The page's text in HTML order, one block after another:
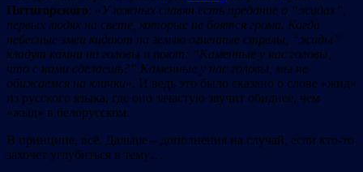
Пятигорского: «У южных славян есть предание о “жидах”,
первых людях на свете, которые не боятся грома. Когда
небесные змеи кидают на землю огненные стрелы,
“жиды ”
кладут камни на головы и поют: “Каменные у нас головы,
что с нами сделаешь?” Каменные у нас головы, мы не
обижаемся на клички». И ведь это было сказано о слове «жид»
из русского языка, где оно зачастую звучит обиднее, чем
«жыд» в белорусском.
В принципе, всё. Дальше – дополнения на случай, если кто-то
захочет углубиться в тему…